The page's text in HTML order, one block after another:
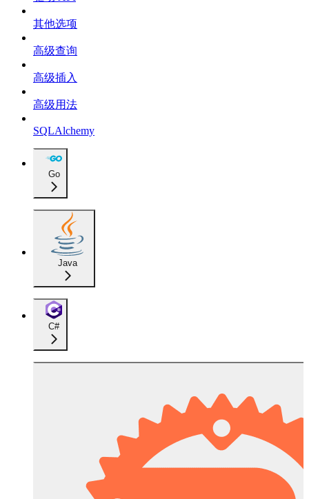
其他选项
高级查询
高级插入
高级用法
SQLAlchemy
Go
Java
C#